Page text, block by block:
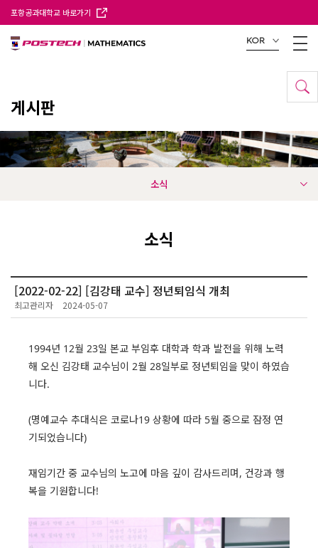
포항공과대학교 바로가기
KOR
게시판
소식
소식
[2022-02-22] [김강태 교수] 정년퇴임식 개최
최고관리자 2024-05-07
1994년 12월 23일 본교 부임후 대학과 학과 발전을 위해 노력
해 오신 김강태 교수님이 2월 28일부로 정년퇴임을 맞이 하였습
니다.
(명예교수 추대식은 코로나19 상황에 따라 5월 중으로 잠정 연
기되었습니다)
재임기간 중 교수님의 노고에 마음 깊이 감사드리며, 건강과 행
복을 기원합니다!